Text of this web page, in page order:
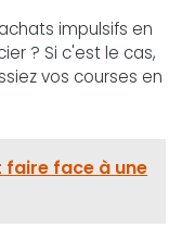
impulsifs en
? Si c'est le cas,
vos courses en
faire face à une